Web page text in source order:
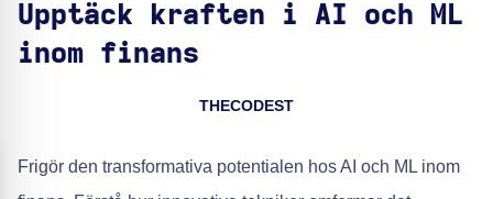
Upptäck kraften i AI och ML
inom finans
THECODEST
Frigör den transformativa potentialen hos AI och ML inom